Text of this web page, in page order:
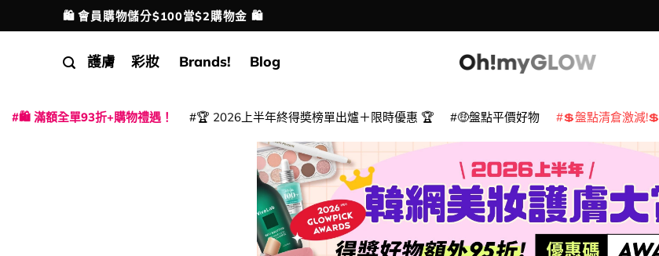
to
配送港澳
🛍️ 會員購物儲分$100當$2購物金 🛍️
護膚 彩妝 Brands! Blog
🛍️ 滿額全單93折+購物禮遇！ 🏆 2026上半年終得奬榜單出爐＋限時優惠 🏆 🤑盤點平價好物 💲盤點清倉激減!💲